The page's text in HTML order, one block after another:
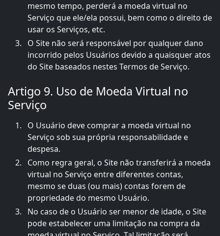
mesmo tempo, perderá a moeda virtual no
Serviço que ele/ela possui, bem como o direito de
usar os Serviços, etc.
O Site não será responsável por qualquer dano
incorrido pelos Usuários devido a quaisquer atos
do Site baseados nestes Termos de Serviço.
Artigo 9. Uso de Moeda Virtual no
Serviço
O Usuário deve comprar a moeda virtual no
Serviço sob sua própria responsabilidade e
despesa.
Como regra geral, o Site não transferirá a moeda
virtual no Serviço entre diferentes contas,
mesmo se duas (ou mais) contas forem de
propriedade do mesmo Usuário.
No caso de o Usuário ser menor de idade, o Site
pode estabelecer uma limitação na compra da